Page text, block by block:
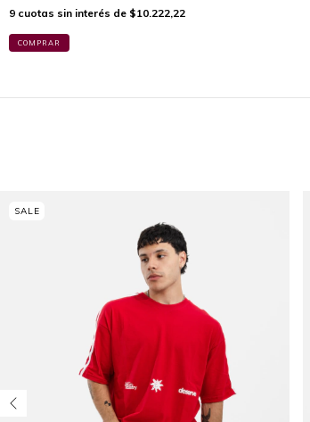
9 cuotas sin interés de $10.222,22
COMPRAR